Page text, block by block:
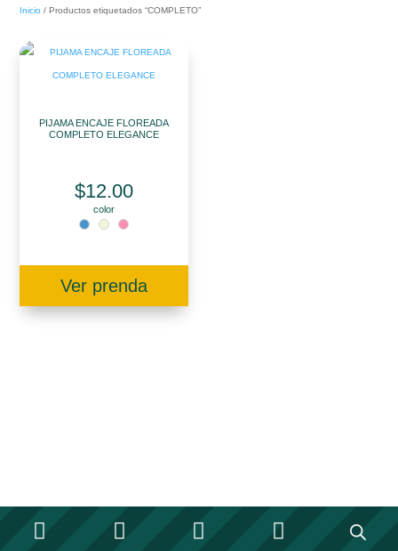
Inicio / Productos etiquetados “COMPLETO”
PIJAMA ENCAJE FLOREADA
COMPLETO ELEGANCE
$12.00
color
Ver prenda
   
   